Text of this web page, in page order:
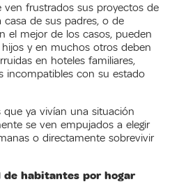
ven frustrados sus proyectos de
de sus padres, o de
el mejor de los casos, pueden
y en muchos otros deben
en hoteles familiares,
incompatibles con su estado
ya vivían una situación
se ven empujados a elegir
o directamente sobrevivir
habitantes por hogar